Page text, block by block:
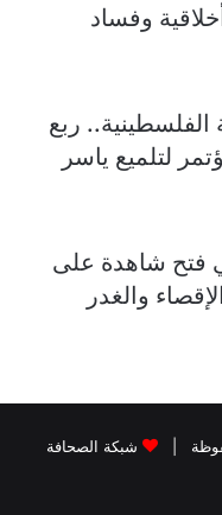
وفساد
ربع
لتلميع ياسر
فتح شاهدة على
والغدر
شبكة الصحافة